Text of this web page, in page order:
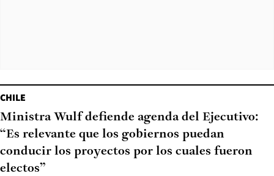
CHILE
Ministra Wulf defiende agenda del Ejecutivo:
“Es relevante que los gobiernos puedan
conducir los proyectos por los cuales fueron
electos”